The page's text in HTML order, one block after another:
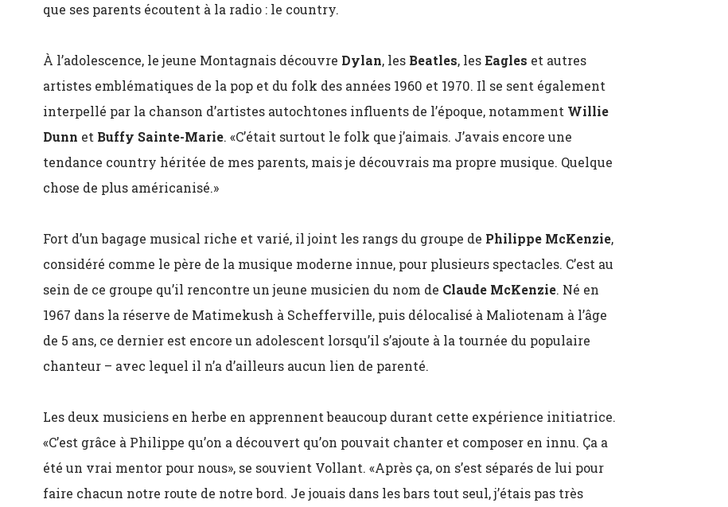
que ses parents écoutent à la radio : le country.
À l’adolescence, le jeune Montagnais découvre Dylan, les Beatles, lesEagles et autres
artistes emblématiques de la pop et du folk des années 1960 et 1970. Il se sent également
interpellé par la chanson d’artistes autochtones influents de l’époque, notamment Willie
Dunn et Buffy Sainte-Marie. «C’était surtout le folk que j’aimais. J’avais encore une
tendance country héritée de mes parents, mais je découvrais ma propre musique. Quelque
chose de plus américanisé.»
Fort d’un bagage musical riche et varié, il joint les rangs du groupe de Philippe McKenzie,
considéré comme le père de la musique moderne innue, pour plusieurs spectacles. C’est au
sein de ce groupe qu’il rencontre un jeune musicien du nom de Claude McKenzie. Né en
1967 dans la réserve de Matimekush à Schefferville, puis délocalisé à Maliotenam à l’âge
de 5 ans, ce dernier est encore un adolescent lorsqu’il s’ajoute à la tournée du populaire
chanteur – avec lequel il n’a d’ailleurs aucun lien de parenté.
Les deux musiciens en herbe en apprennent beaucoup durant cette expérience initiatrice.
«C’est grâce à Philippe qu’on a découvert qu’on pouvait chanter et composer en innu. Ça a
été un vrai mentor pour nous», se souvient Vollant. «Après ça, on s’est séparés de lui pour
faire chacun notre route de notre bord. Je jouais dans les bars tout seul, j’étais pas très